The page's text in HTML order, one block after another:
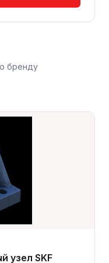
бренду
узел SKF